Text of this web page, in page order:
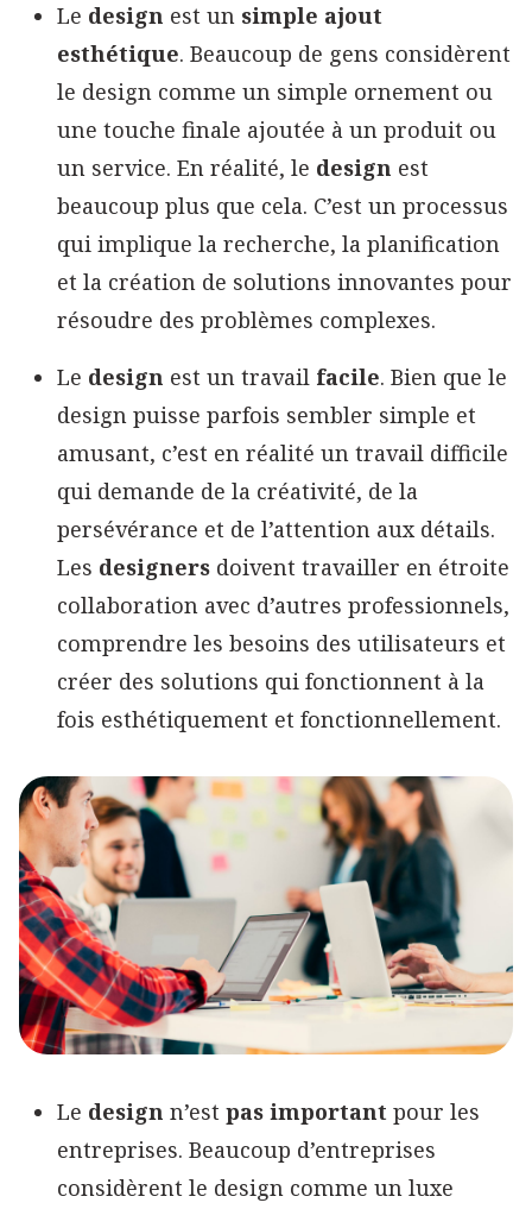
Le design est un simple ajout
esthétique. Beaucoup de gens considèrent
le design comme un simple ornement ou
une touche finale ajoutée à un produit ou
un service. En réalité, le design est
beaucoup plus que cela. C’est un processus
qui implique la recherche, la planification
et la création de solutions innovantes pour
résoudre des problèmes complexes.
Le design est un travail facile. Bien que le
design puisse parfois sembler simple et
amusant, c’est en réalité un travail difficile
qui demande de la créativité, de la
persévérance et de l’attention aux détails.
Les designers doivent travailler en étroite
collaboration avec d’autres professionnels,
comprendre les besoins des utilisateurs et
créer des solutions qui fonctionnent à la
fois esthétiquement et fonctionnellement.
Le design n’est pas important pour les
entreprises. Beaucoup d’entreprises
considèrent le design comme un luxe